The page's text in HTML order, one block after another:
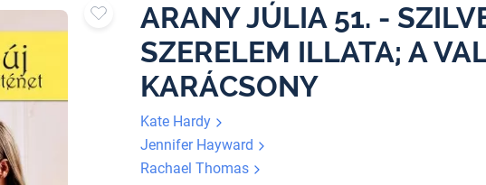
ARANY JÚLIA 51. -
SZERELEM ILLATA; A
KARÁCSONY
Kate Hardy
Jennifer Hayward
Rachael Thomas